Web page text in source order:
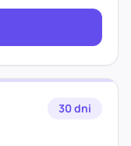
30 dni